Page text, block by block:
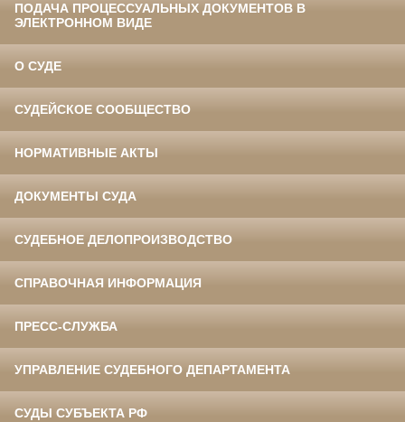
ПОДАЧА ПРОЦЕССУАЛЬНЫХ ДОКУМЕНТОВ В
ЭЛЕКТРОННОМ ВИДЕ
О СУДЕ
СУДЕЙСКОЕ СООБЩЕСТВО
НОРМАТИВНЫЕ АКТЫ
ДОКУМЕНТЫ СУДА
СУДЕБНОЕ ДЕЛОПРОИЗВОДСТВО
СПРАВОЧНАЯ ИНФОРМАЦИЯ
ПРЕСС-СЛУЖБА
УПРАВЛЕНИЕ СУДЕБНОГО ДЕПАРТАМЕНТА
СУДЫ СУБЪЕКТА РФ